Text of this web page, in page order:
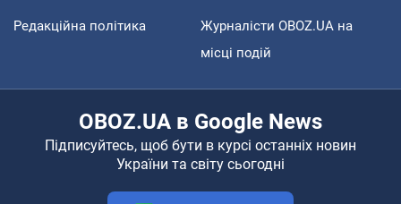
Редакційна політика
Журналісти OBOZ.UA на
місці подій
OBOZ.UA в Google News
Підписуйтесь, щоб бути в курсі останніх новин
України та світу сьогодні